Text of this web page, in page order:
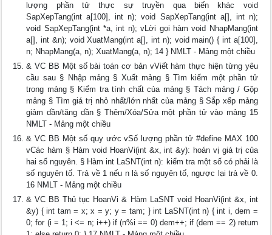
lượng phần tử thực sự truyền qua biến khác void
SapXepTang(int a[100], int n); void SapXepTang(int a[], int n);
void SapXepTang(int *a, int n); vLời gọi hàm void NhapMang(int
a[], int &n); void XuatMang(int a[], int n); void main() { int a[100],
n; NhapMang(a, n); XuatMang(a, n); 14 } NMLT - Mảng một chiều
& VC BB Một số bài toán cơ bản vViết hàm thực hiện từng yêu
cầu sau § Nhập mảng § Xuất mảng § Tìm kiếm một phần tử
trong mảng § Kiểm tra tính chất của mảng § Tách mảng / Gộp
mảng § Tìm giá trị nhỏ nhất/lớn nhất của mảng § Sắp xếp mảng
giảm dần/tăng dần § Thêm/Xóa/Sửa một phần tử vào mảng 15
NMLT - Mảng một chiều
& VC BB Một số quy ước vSố lượng phần tử #define MAX 100
vCác hàm § Hàm void HoanVi(int &x, int &y): hoán vị giá trị của
hai số nguyên. § Hàm int LaSNT(int n): kiểm tra một số có phải là
số nguyên tố. Trả về 1 nếu n là số nguyên tố, ngược lại trả về 0.
16 NMLT - Mảng một chiều
& VC BB Thủ tục HoanVi & Hàm LaSNT void HoanVi(int &x, int
&y) { int tam = x; x = y; y = tam; } int LaSNT(int n) { int i, dem =
0; for (i = 1; i <= n; i++) if (n%i == 0) dem++; if (dem == 2) return